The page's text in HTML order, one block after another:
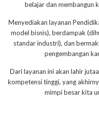
belajar dan membangun
Menyediakan layanan
model bisnis), berdampak
standar industri), dan
pengembangan
Dari layanan ini akan lahir
kompetensi tinggi, yang
mimpi besar kita